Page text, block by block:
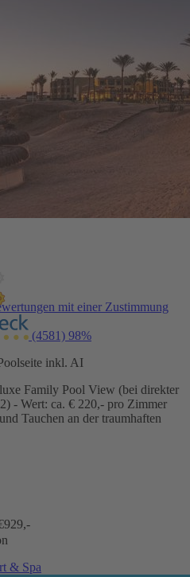
mit einer Zustimmung
(4581) 98%
inkl. AI
Family Pool View (bei direkter
- Wert: ca. € 220,- pro Zimmer
Tauchen an der traumhaften
929,-
& Spa